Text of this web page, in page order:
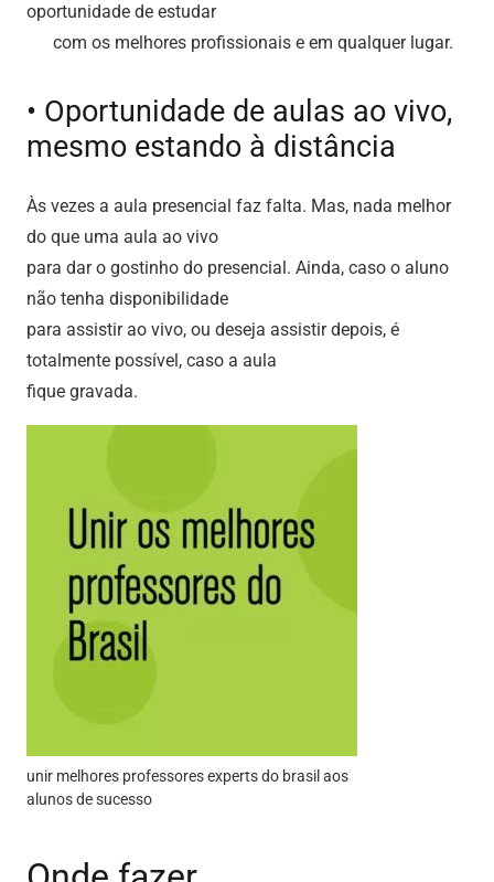
oportunidade de estudar
com os melhores profissionais e em qualquer lugar.
• Oportunidade de aulas ao vivo,
mesmo estando à distância
Às vezes a aula presencial faz falta. Mas, nada melhor
do que uma aula ao vivo
para dar o gostinho do presencial. Ainda, caso o aluno
não tenha disponibilidade
para assistir ao vivo, ou deseja assistir depois, é
totalmente possível, caso a aula
fique gravada.
unir melhores professores experts do brasil aos
alunos de sucesso